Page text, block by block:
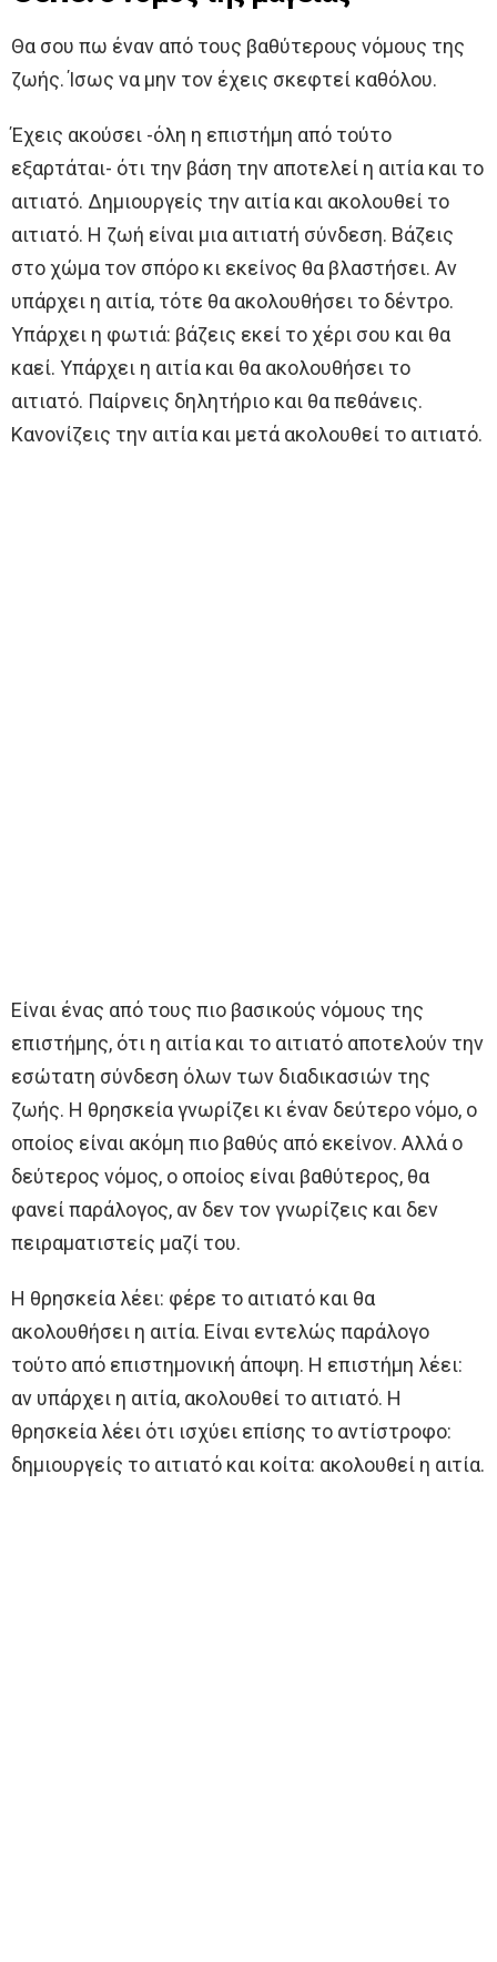
Θα σου πω έναν από τους βαθύτερους νόμους της
ζωής. Ίσως να μην τον έχεις σκεφτεί καθόλου.
Έχεις ακούσει -όλη η επιστήμη από τούτο
εξαρτάται- ότι την βάση την αποτελεί η αιτία και το
αιτιατό. Δημιουργείς την αιτία και ακολουθεί το
αιτιατό. Η ζωή είναι μια αιτιατή σύνδεση. Βάζεις
στο χώμα τον σπόρο κι εκείνος θα βλαστήσει. Αν
υπάρχει η αιτία, τότε θα ακολουθήσει το δέντρο.
Υπάρχει η φωτιά: βάζεις εκεί το χέρι σου και θα
καεί. Υπάρχει η αιτία και θα ακολουθήσει το
αιτιατό. Παίρνεις δηλητήριο και θα πεθάνεις.
Κανονίζεις την αιτία και μετά ακολουθεί το αιτιατό.
Είναι ένας από τους πιο βασικούς νόμους της
επιστήμης, ότι η αιτία και το αιτιατό αποτελούν την
εσώτατη σύνδεση όλων των διαδικασιών της
ζωής. Η θρησκεία γνωρίζει κι έναν δεύτερο νόμο, ο
οποίος είναι ακόμη πιο βαθύς από εκείνον. Αλλά ο
δεύτερος νόμος, ο οποίος είναι βαθύτερος, θα
φανεί παράλογος, αν δεν τον γνωρίζεις και δεν
πειραματιστείς μαζί του.
Η θρησκεία λέει: φέρε το αιτιατό και θα
ακολουθήσει η αιτία. Είναι εντελώς παράλογο
τούτο από επιστημονική άποψη. Η επιστήμη λέει:
αν υπάρχει η αιτία, ακολουθεί το αιτιατό. Η
θρησκεία λέει ότι ισχύει επίσης το αντίστροφο:
δημιουργείς το αιτιατό και κοίτα: ακολουθεί η αιτία.